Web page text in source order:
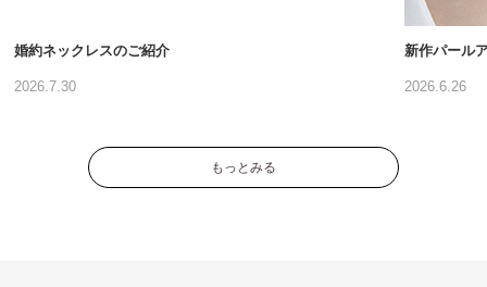
婚約ネックレスのご紹介
2026.7.30
新作パール
2026.6.26
もっとみる